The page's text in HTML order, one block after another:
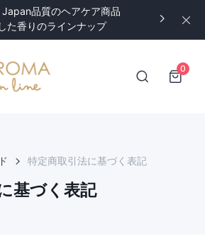
品質のヘアケア商品
た香りのラインナップ
0
特定商取引法に基づく表記
基づく表記